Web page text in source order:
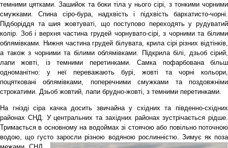
темними цятками. Зашийок та боки тіла у нього сірі, з тонкими чорними
смужками. Спина сіро-бура, надхвість і підхвість бархатисто-чорні.
Підборіддя та шия жовтуваті, що поступово переходять у рудуватий
колір. Зоб і верхня частина грудей чорнувато-сірі, з чорними та білими
облямівками. Нижня частина грудей білувата, крила сірі різних відтінків,
а також з чорними та білими облямівками. Підкрила білі, дзьоб сірий,
лапи жовті, із темними перетинками. Самка пофарбована більш
одноманітно: у неї переважають бурі, жовті та чорні кольори,
поцятковані облямівками, поперечними смужками та поздовжніми
строкатими. Дзьоб жовтий, лапи брудно-жовті, з темними перетинками.
На гнізді сіра качка досить звичайна у східних та південно-східних
районах СНД. У центральних та західних районах зустрічається рідше.
Тримається в основному на водоймах зі стоячою або повільно поточною
водою, що густо заросли різною водяною рослинністю. Зимує як поза